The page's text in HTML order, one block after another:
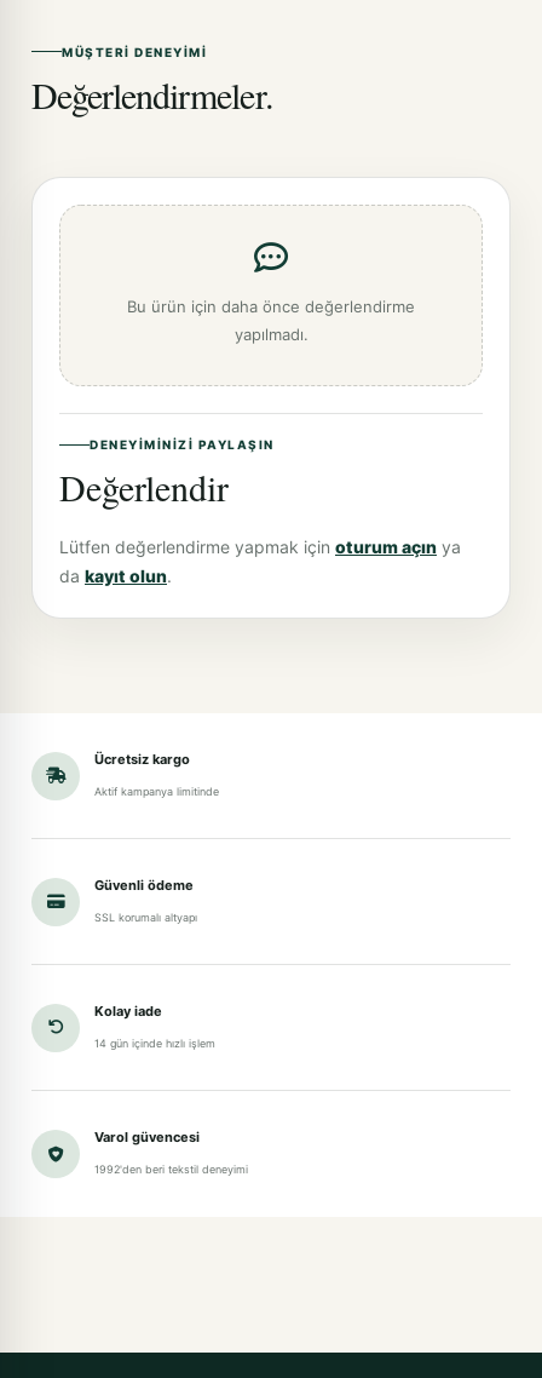
MÜŞTERI DENEYIMI
Değerlendirmeler.
Bu ürün için daha önce değerlendirme
yapılmadı.
DENEYIMINIZI PAYLAŞIN
Değerlendir
Lütfen değerlendirme yapmak için oturum açın ya
da kayıt olun.
Ücretsiz kargo
Aktif kampanya limitinde
Güvenli ödeme
SSL korumalı altyapı
Kolay iade
14 gün içinde hızlı işlem
Varol güvencesi
1992'den beri tekstil deneyimi